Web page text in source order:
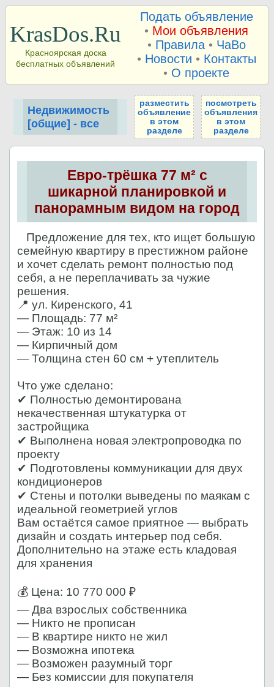
KrasDos.Ru
Красноярская доска
бесплатных объявлений
Подать объявление
• Мои объявления
• Правила• ЧаВо
• Новости • Контакты
• О проекте
Недвижимость
[общие] - все
разместить
объявление
в этом
разделе
посмотреть
объявления
в этом
разделе
Евро-трёшка 77 м² с
шикарной планировкой и
панорамным видом на город
Предложение для тех, кто ищет большую
семейную квартиру в престижном районе
и хочет сделать ремонт полностью под
себя, а не переплачивать за чужие
решения.
📍 ул. Киренского, 41
— Площадь: 77 м²
— Этаж: 10 из 14
— Кирпичный дом
— Толщина стен 60 см + утеплитель
Что уже сделано:
✔ Полностью демонтирована
некачественная штукатурка от
застройщика
✔ Выполнена новая электропроводка по
проекту
✔ Подготовлены коммуникации для двух
кондиционеров
✔ Стены и потолки выведены по маякам с
идеальной геометрией углов
Вам остаётся самое приятное — выбрать
дизайн и создать интерьер под себя.
Дополнительно на этаже есть кладовая
для хранения
💰 Цена: 10 770 000 ₽
— Два взрослых собственника
— Никто не прописан
— В квартире никто не жил
— Возможна ипотека
— Возможен разумный торг
— Без комиссии для покупателя